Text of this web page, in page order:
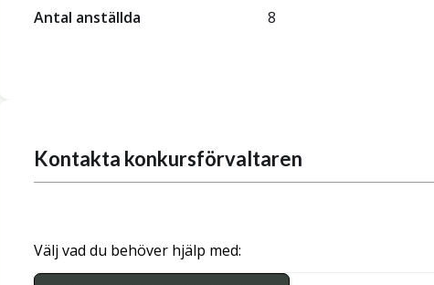
Antal anställda
8
Kontakta konkursförvaltaren
Välj vad du behöver hjälp med: